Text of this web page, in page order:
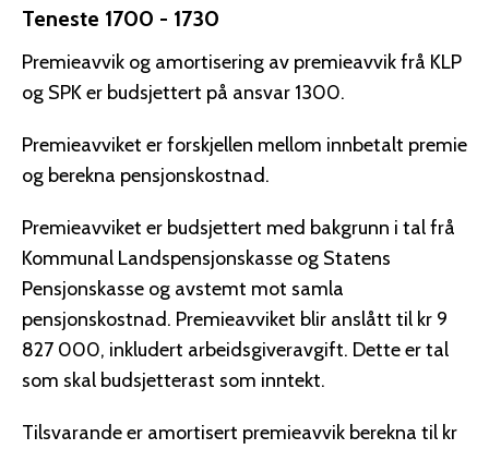
Teneste 1700 - 1730
Premieavvik og amortisering av premieavvik frå KLP
og SPK er budsjettert på ansvar 1300.
Premieavviket er forskjellen mellom innbetalt premie
og berekna pensjonskostnad.
Premieavviket er budsjettert med bakgrunn i tal frå
Kommunal Landspensjonskasse og Statens
Pensjonskasse og avstemt mot samla
pensjonskostnad. Premieavviket blir anslått til kr 9
827 000, inkludert arbeidsgiveravgift. Dette er tal
som skal budsjetterast som inntekt.
Tilsvarande er amortisert premieavvik berekna til kr